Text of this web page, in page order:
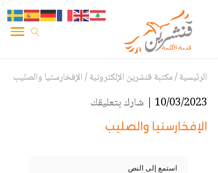
الرئيسية/مكتبة قنشرين الإلكترونية/الإفخارستيا والصليب
10/03/2023 | شارك بتعليقك
الإفخارستيا والصليب
استمع إلى النص